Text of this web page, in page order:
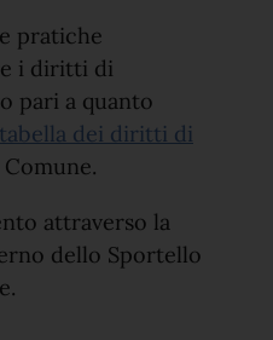
pratiche
i diritti di
pari a quanto
tabella dei diritti di
attraverso la
dello Sportello